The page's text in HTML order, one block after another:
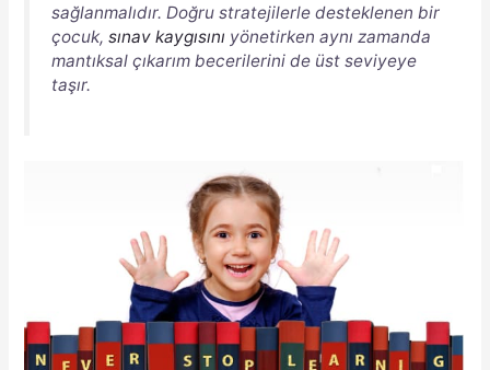
sağlanmalıdır. Doğru stratejilerle desteklenen bir
çocuk, sınav kaygısını yönetirken aynı zamanda
mantıksal çıkarım becerilerini de üst seviyeye
taşır.